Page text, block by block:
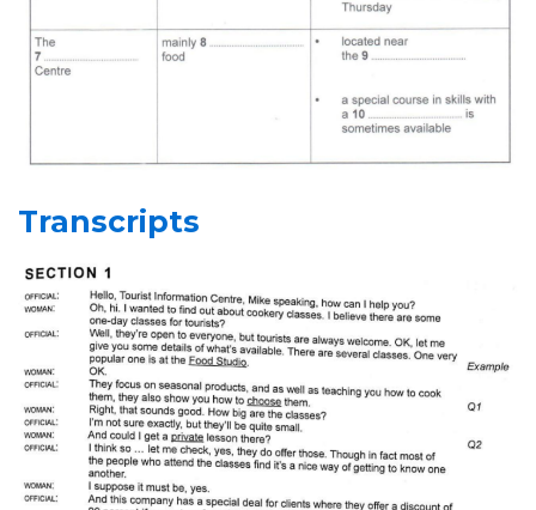
Transcripts